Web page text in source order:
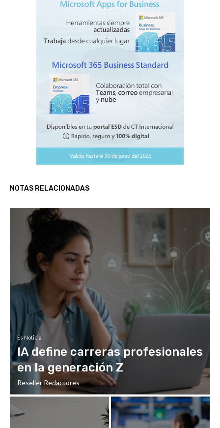
NOTAS RELACIONADAS
Es Noticia
IA define carreras profesionales
en la generación Z
Reseller Redactores